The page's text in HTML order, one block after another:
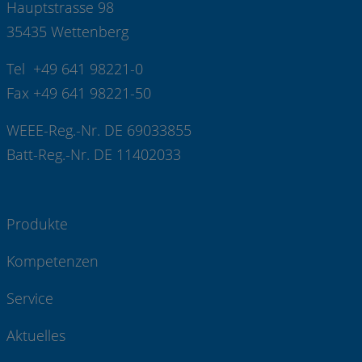
Hauptstrasse 98
35435 Wettenberg
Tel +49 641 98221-0
Fax +49 641 98221-50
WEEE-Reg.-Nr. DE 69033855
Batt-Reg.-Nr. DE 11402033
Produkte
Kompetenzen
Service
Aktuelles